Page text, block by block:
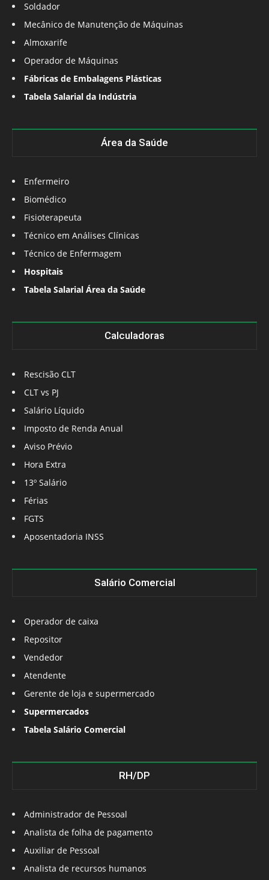
Soldador
Mecânico de Manutenção de Máquinas
Almoxarife
Operador de Máquinas
Fábricas de Embalagens Plásticas
Tabela Salarial da Indústria
Área da Saúde
Enfermeiro
Biomédico
Fisioterapeuta
Técnico em Análises Clínicas
Técnico de Enfermagem
Hospitais
Tabela Salarial Área da Saúde
Calculadoras
Rescisão CLT
CLT vs PJ
Salário Líquido
Imposto de Renda Anual
Aviso Prévio
Hora Extra
13º Salário
Férias
FGTS
Aposentadoria INSS
Salário Comercial
Operador de caixa
Repositor
Vendedor
Atendente
Gerente de loja e supermercado
Supermercados
Tabela Salário Comercial
RH/DP
Administrador de Pessoal
Analista de folha de pagamento
Auxiliar de Pessoal
Analista de recursos humanos